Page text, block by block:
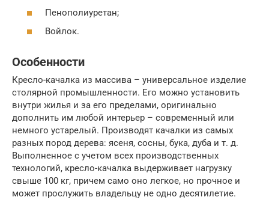
Пенополиуретан;
Войлок.
Особенности
Кресло-качалка из массива – универсальное изделие
столярной промышленности. Его можно установить
внутри жилья и за его пределами, оригинально
дополнить им любой интерьер – современный или
немного устарелый. Производят качалки из самых
разных пород дерева: ясеня, сосны, бука, дуба и т. д.
Выполненное с учетом всех производственных
технологий, кресло-качалка выдерживает нагрузку
свыше 100 кг, причем само оно легкое, но прочное и
может прослужить владельцу не одно десятилетие.